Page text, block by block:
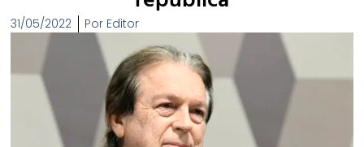
31/05/2022 Por Editor